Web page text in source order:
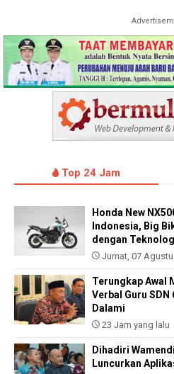
Top 24 Jam
Honda New
Indonesia, Big
dengan
Jumat, 07
Terungkap Awal
Verbal Guru
Dalami
23 Jam yang lalu
Dihadiri
Luncurkan